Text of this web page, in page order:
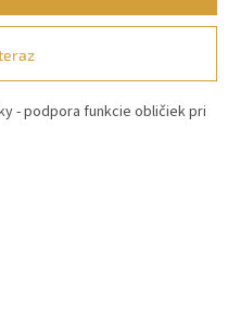
- podpora funkcie obličiek pri